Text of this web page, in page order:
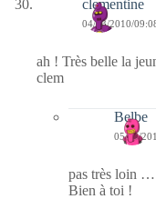
clementine
04/03/2010/
ah ! Très belle la
clem
Belbe
05/03/
pas très loin …
Bien à toi !